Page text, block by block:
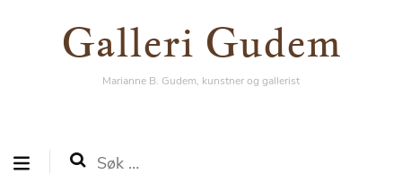
Søk
Galleri Gudem
Marianne B. Gudem, kunstner og gallerist
Galleri Gudem
Marianne B. Gudem, kunstner og gallerist